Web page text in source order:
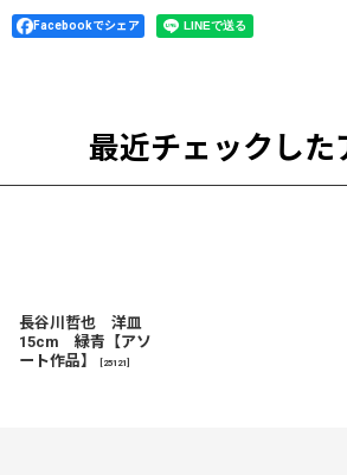
Facebookでシェア
最近チェックした
長谷川哲也 洋皿
15cm 緑青【アソ
ート作品】
25121